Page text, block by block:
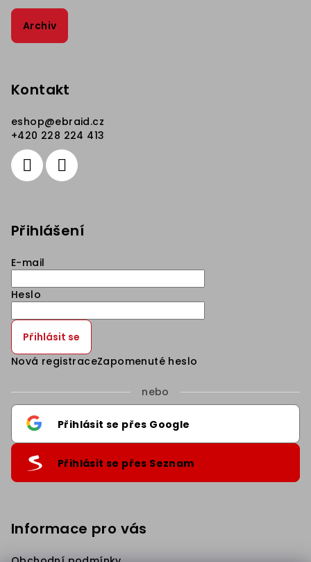
Archiv
Kontakt
eshop@ebraid.cz
+420 228 224 413
Přihlášení
E-mail
Heslo
Přihlásit se
Nová registraceZapomenuté heslo
nebo
Přihlásit se přes Google
Přihlásit se přes Seznam
Informace pro vásSleva 5% na první nákup
Přihlaste se k našim novinkám
a získejte slevu.